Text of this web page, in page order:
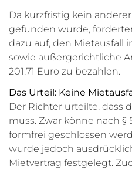
Da kurzfristig kein
gefunden wurde,
dazu auf, den Mietausfall
sowie außergerichtliche
201,71 Euro zu bezahlen.
Das Urteil: Keine
Der Richter urteilte, dass
muss. Zwar könne nach §
formfrei geschlossen
wurde jedoch
Mietvertrag festgelegt.